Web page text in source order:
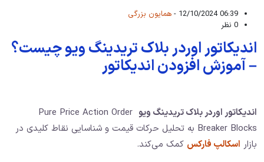
06:39 12/10/2024 -
همایون بزرگی
0 نظر
اندیکاتور اوردر بلاک تریدینگ ویو چیست؟
– آموزش افزودن اندیکاتور
اندیکاتور اوردر بلاک تریدینگ ویو Pure Price Action Order
Breaker Blocks به تحلیل حرکات قیمت و شناسایی نقاط کلیدی در
بازار اسکالپ فارکس کمک می‌کند.